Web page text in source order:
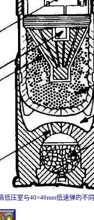
低压室与40×46mm低速弹的不同